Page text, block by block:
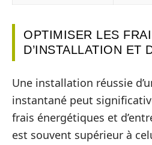
OPTIMISER LES
D’INSTALLATION ET
Une installation réussie
instantané peut
frais énergétiques et
est souvent supérieur à